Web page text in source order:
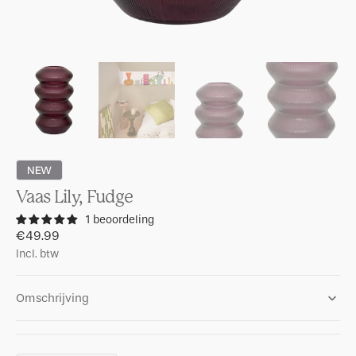
NEW
Vaas Lily, Fudge
1 beoordeling
Regular
price
€49.99
Incl. btw
Omschrijving